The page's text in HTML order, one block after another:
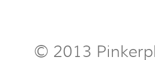
© 2013